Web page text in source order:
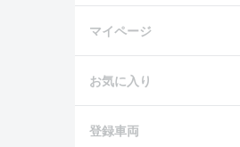
マイページ
お気に入り
登録車両